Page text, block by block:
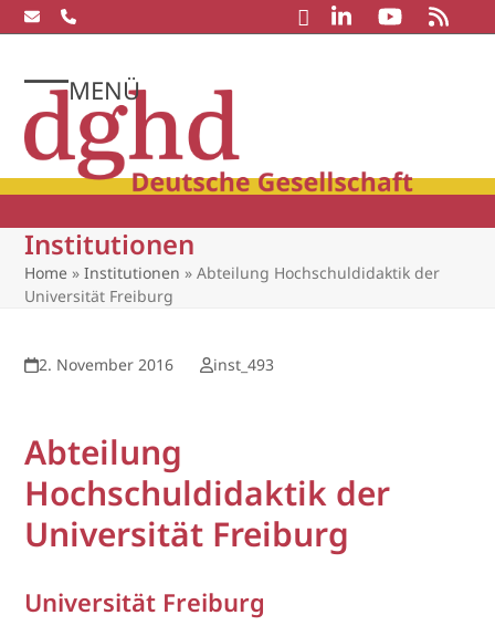
Skip
to
MENÜ
Open
mobile
menu
Close
mobile
menu
Institutionen
Home »Institutionen »Abteilung Hochschuldidaktik der
Universität Freiburg
2. November 2016 inst_493
Abteilung
Hochschuldidaktik der
Universität Freiburg
Universität Freiburg